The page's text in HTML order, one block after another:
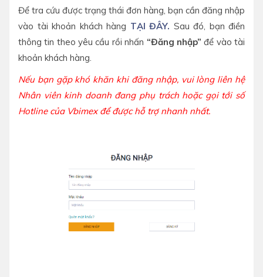
Để tra cứu được trạng thái đơn hàng, bạn cần đăng nhập
vào tài khoản khách hàng TẠI ĐÂY. Sau đó, bạn điền
thông tin theo yêu cầu rồi nhấn “Đăng nhập” để vào tài
khoản khách hàng.
Nếu bạn gặp khó khăn khi đăng nhập, vui lòng liên hệ
Nhân viên kinh doanh đang phụ trách hoặc gọi tới số
Hotline của Vbimex để được hỗ trợ nhanh nhất.